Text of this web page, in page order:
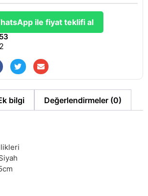
ile fiyat teklifi al
bilgi Değerlendirmeler (0)